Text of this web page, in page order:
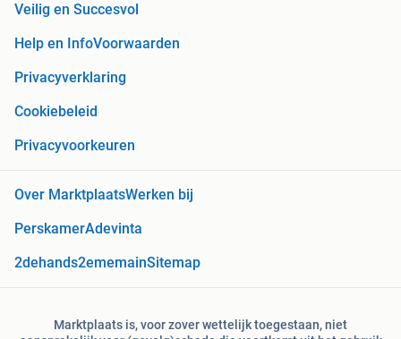
Veilig en Succesvol
Help en InfoVoorwaarden
Privacyverklaring
Cookiebeleid
Privacyvoorkeuren
Over MarktplaatsWerken bij
PerskamerAdevinta
2dehands2ememainSitemap
Marktplaats is, voor zover wettelijk toegestaan, niet